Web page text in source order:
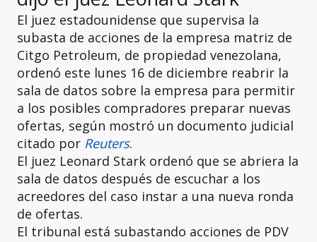
El juez estadounidense que supervisa la
subasta de acciones de la empresa matriz de
Citgo Petroleum, de propiedad venezolana,
ordenó este lunes 16 de diciembre reabrir la
sala de datos sobre la empresa para permitir
a los posibles compradores preparar nuevas
ofertas, según mostró un documento judicial
citado por Reuters.
El juez Leonard Stark ordenó que se abriera la
sala de datos después de escuchar a los
acreedores del caso instar a una nueva ronda
de ofertas.
El tribunal está subastando acciones de PDV